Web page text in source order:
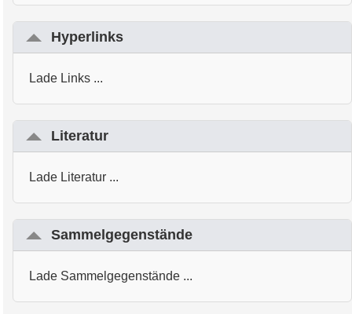
Hyperlinks
Lade Links ...
Literatur
Lade Literatur ...
Sammelgegenstände
Lade Sammelgegenstände ...